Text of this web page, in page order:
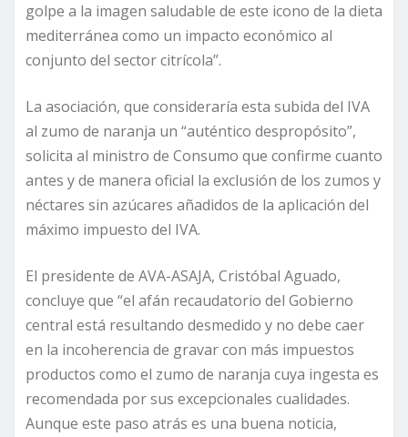
golpe a la imagen saludable de este icono de la dieta
mediterránea como un impacto económico al
conjunto del sector citrícola”.
La asociación, que consideraría esta subida del IVA
al zumo de naranja un “auténtico despropósito”,
solicita al ministro de Consumo que confirme cuanto
antes y de manera oficial la exclusión de los zumos y
néctares sin azúcares añadidos de la aplicación del
máximo impuesto del IVA.
El presidente de AVA-ASAJA, Cristóbal Aguado,
concluye que “el afán recaudatorio del Gobierno
central está resultando desmedido y no debe caer
en la incoherencia de gravar con más impuestos
productos como el zumo de naranja cuya ingesta es
recomendada por sus excepcionales cualidades.
Aunque este paso atrás es una buena noticia,